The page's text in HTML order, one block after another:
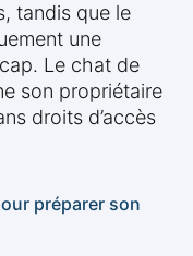
tandis que le
une
Le chat de
son propriétaire
droits d’accès
préparer son